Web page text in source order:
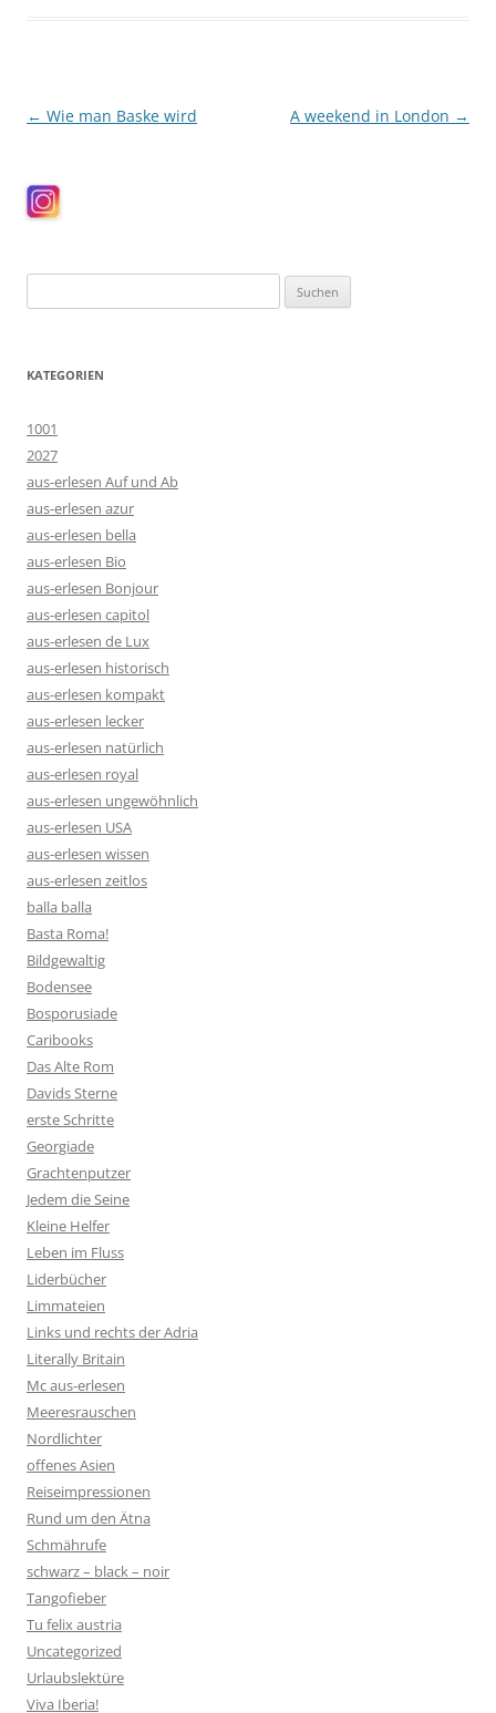
Beitragsnavigation
← Wie man Baske wird A weekend in London →
nach:
KATEGORIEN
1001
2027
aus-erlesen Auf und Ab
aus-erlesen azur
aus-erlesen bella
aus-erlesen Bio
aus-erlesen Bonjour
aus-erlesen capitol
aus-erlesen de Lux
aus-erlesen historisch
aus-erlesen kompakt
aus-erlesen lecker
aus-erlesen natürlich
aus-erlesen royal
aus-erlesen ungewöhnlich
aus-erlesen USA
aus-erlesen wissen
aus-erlesen zeitlos
balla balla
Basta Roma!
Bildgewaltig
Bodensee
Bosporusiade
Caribooks
Das Alte Rom
Davids Sterne
erste Schritte
Georgiade
Grachtenputzer
Jedem die Seine
Kleine Helfer
Leben im Fluss
Liderbücher
Limmateien
Links und rechts der Adria
Literally Britain
Mc aus-erlesen
Meeresrauschen
Nordlichter
offenes Asien
Reiseimpressionen
Rund um den Ätna
Schmährufe
schwarz – black – noir
Tangofieber
Tu felix austria
Uncategorized
Urlaubslektüre
Viva Iberia!